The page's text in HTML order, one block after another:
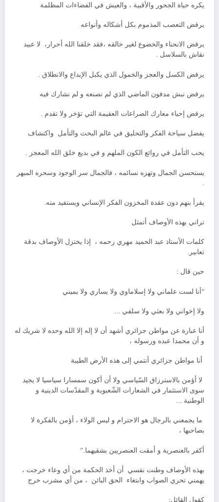
يكره حياة الجحور والأقبية ، والعيش في الفضاءات المظلمة
يرفض التعصب المذموم بكل أشكاله وأنواعه
يرفض الانحناء والخضوع لغير خالقه ،فقد خلقنا الله أحرار، لا عبيد
نقاش بالسلاسل .
يرفض الكسل والعجز والخمول الذي يكبل الإبداع والانطلاق .
يرفض نبش مدفون الماضي الذي لم نصنعه و لم نشارك فيه
يرفض إحياء معارك الصراعات العقيمة التي تؤخر ولا تقدم .
يفضل سياحة الفكر والتحليق في عالم البحث والتأمل واكتشاف
يحب التأمل في روائع الكون الملهم و في بديع خلق الله المعجز .
يستحسن الجمال وتهزه نسائمه ، فالجمال سر الوجود وسحره المبهر
.
يقرأ بنهم دون عقدة المخزون الفكر الإنساني ويستفيد منه.
تراني بهذه الأوصاف أتمثل
كلمات الأستاذ عبد الحميد مهري رحمه ، إذا يختزل الأوصاف بدقة
تعابير.
حين قال :
“أنا لست علماني ولا إسلاماوي ولا يساري ولا يميني
ولا إخواني ولا بعثي ولا سلفي …
أنا عبارة عن مواطن جزائري أشهد أن لا إله إلا الله وحده لا شريك له
و أن محمدا عبده ورسوله ،
أنا مواطن جزائري أنتمي إلى هذه الأرض الطيبة
لا أؤمن بالاسترزاق السّياسي ولا أن أكون سمسارا سياسيا لا يجيد
سوى الاستثمار في الشعارات الشّعبوية و المقدّسات الدينية و
الوطنية …
ما يجمعني بالرجال هو الاحترام و ليس الولاء ، أؤمن بالفكرة لا
بصاحبها ،
أكفر بالعنصرية و أمقت العنصريين بشقيهما.”
بهذه الأوصاف وطنت نفسي أن أخذ الحكمة من أي وعاء خرجت ،
يهمني تحري الصواب وابتغاء الحق البائن ، من أي مشرب خرج
كقول القائل: